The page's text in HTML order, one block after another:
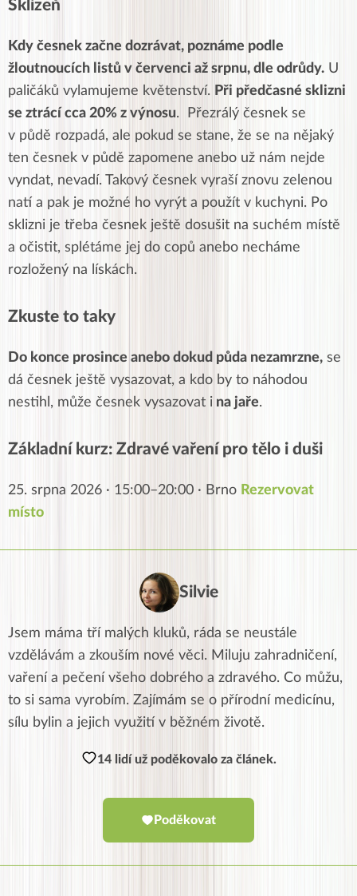
Sklizeň
Kdy česnek začne dozrávat, poznáme podle
žloutnoucích listů v červenci až srpnu, dle odrůdy. U
paličáků vylamujeme květenství. Při předčasné sklizni
se ztrácí cca 20% z výnosu. Přezrálý česnek se
v půdě rozpadá, ale pokud se stane, že se na nějaký
ten česnek v půdě zapomene anebo už nám nejde
vyndat, nevadí. Takový česnek vyraší znovu zelenou
natí a pak je možné ho vyrýt a použít v kuchyni. Po
sklizni je třeba česnek ještě dosušit na suchém místě
a očistit, splétáme jej do copů anebo necháme
rozložený na lískách.
Zkuste to taky
Do konce prosince anebo dokud půda nezamrzne, se
dá česnek ještě vysazovat, a kdo by to náhodou
nestihl, může česnek vysazovat i na jaře.
Základní kurz: Zdravé vaření pro tělo i duši
25. srpna 2026 · 15:00–20:00 · Brno Rezervovat
místo
Silvie
Jsem máma tří malých kluků, ráda se neustále
vzdělávám a zkouším nové věci. Miluju zahradničení,
vaření a pečení všeho dobrého a zdravého. Co můžu,
to si sama vyrobím. Zajímám se o přírodní medicínu,
sílu bylin a jejich využití v běžném životě.
14 lidí už poděkovalo za článek.
Poděkovat